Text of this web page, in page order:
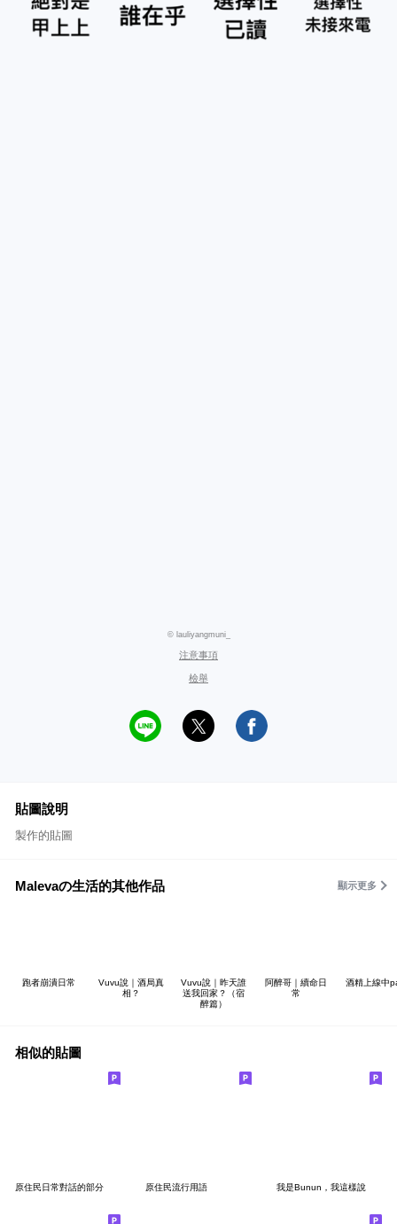
© lauliyangmuni_
注意事項
檢舉
貼圖說明
製作的貼圖
Malevaの生活的其他作品 顯示更多
跑者崩潰日常
Vuvu說｜酒局真
相？
Vuvu說｜昨天誰
送我回家？（宿
醉篇）
阿醉哥｜續命日
常
酒精上線中
相似的貼圖
原住民日常對話的部分 原住民流行用語 我是Bunun，我這樣說